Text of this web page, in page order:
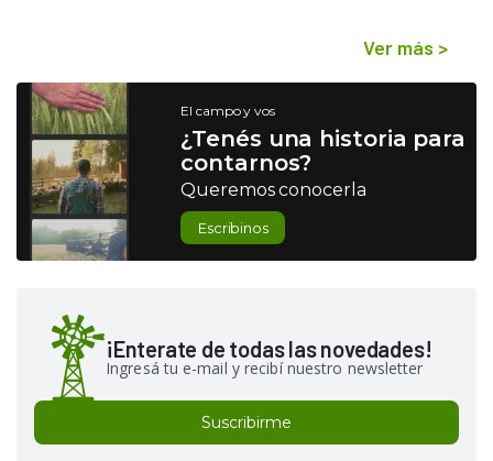
Ver más >
El campo y vos
¿Tenés una historia para
contarnos?
Queremos conocerla
Escribinos
¡Enterate de todas las novedades!
Ingresá tu e-mail y recibí nuestro newsletter
Suscribirme